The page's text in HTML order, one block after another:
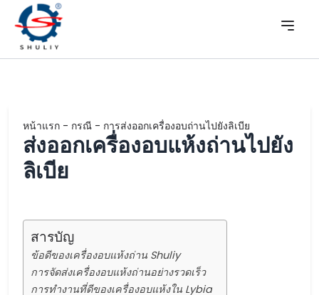
หน้าแรก - กรณี - การส่งออกเครื่องอบถ่านไปยังลิเบีย
ส่งออกเครื่องอบแห้งถ่านไปยัง
ลิเบีย
สารบัญ
ข้อดีของเครื่องอบแห้งถ่าน Shuliy
การจัดส่งเครื่องอบแห้งถ่านอย่างรวดเร็ว
การทำงานที่ดีของเครื่องอบแห้งใน Lybia